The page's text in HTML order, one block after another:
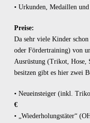
• Urkunden, Medaillen
Preise:
Da sehr viele Kinder schon
oder Fördertraining) von
Ausrüstung (Trikot, Hose,
besitzen gibt es hier zwei
• Neueinsteiger (inkl.
€
• „Wiederholungstäter“